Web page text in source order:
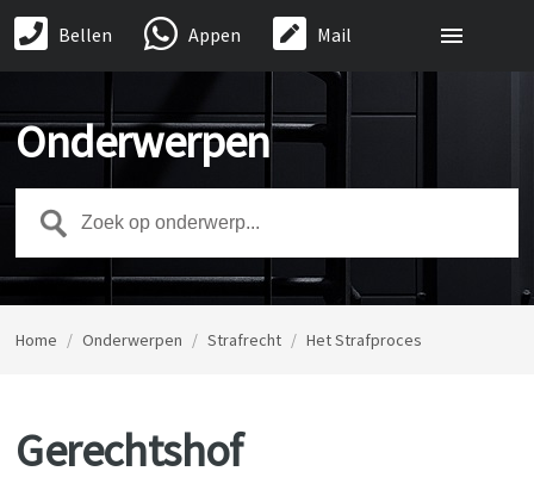
Bellen Appen Mail
Onderwerpen
Home / Onderwerpen / Strafrecht / Het Strafproces
Gerechtshof